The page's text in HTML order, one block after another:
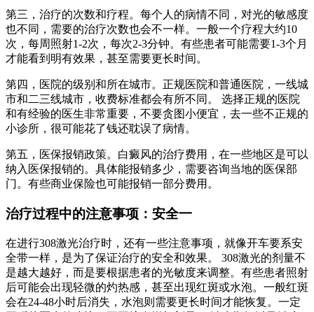
第三，治疗的次数和疗程。每个人的病情不同，对光的敏感度
也不同，需要的治疗次数也会不一样。一般一个疗程大约10
次，每周照射1-2次，每次2-3分钟。有些患者可能需要1-3个月
才能看到明有效果，甚至需要更长时间。
第四，医院的级别和所在城市。正规医院和普通医院，一线城
市和二三线城市，收费标准都会有所不同。 选择正规的医院
和有经验的医生非常重要，不要贪图小便宜，去一些不正规的
小诊所，很可能花了钱还耽误了病情。
第五，医保报销政策。白癜风的治疗费用，在一些地区是可以
纳入医保报销的。具体能报销多少，需要咨询当地的医保部
门。有些商业保险也可能报销一部分费用。
治疗过程中的注意事项：安全一
在进行308激光治疗时，还有一些注意事项，就像开车要系安
全带一样，是为了保证治疗的安全和效果。 308激光的剂量不
是越大越好，而是要根据患者的光敏度来调整。有些患者照射
后可能会出现轻微的灼热感，甚至出现红斑或水泡。一般红斑
会在24-48小时后消失，水泡则需要更长时间才能恢复。一定